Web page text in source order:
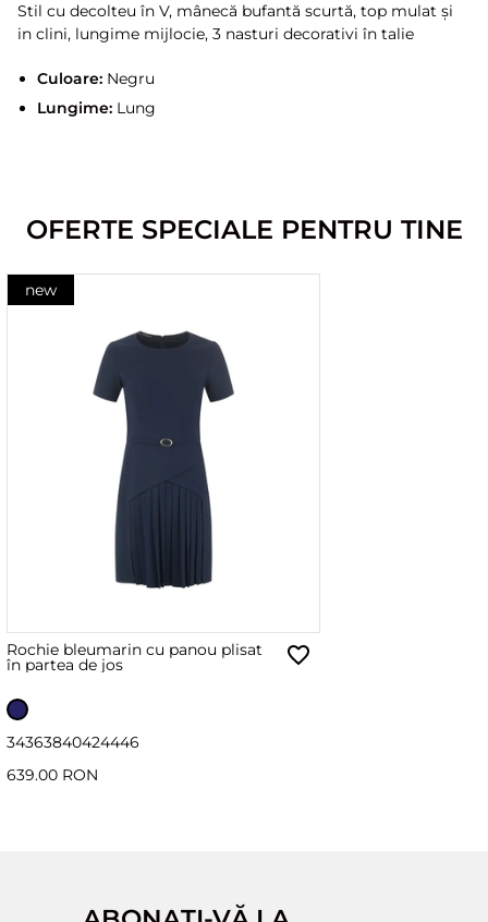
Stil cu decolteu în V, mânecă bufantă scurtă, top mulat și
in clini, lungime mijlocie, 3 nasturi decorativi în talie
Culoare:Negru
Lungime:Lung
OFERTE SPECIALE PENTRU TINE
new
Rochie bleumarin cu panou plisat
în partea de jos
34363840424446
639.00 RON